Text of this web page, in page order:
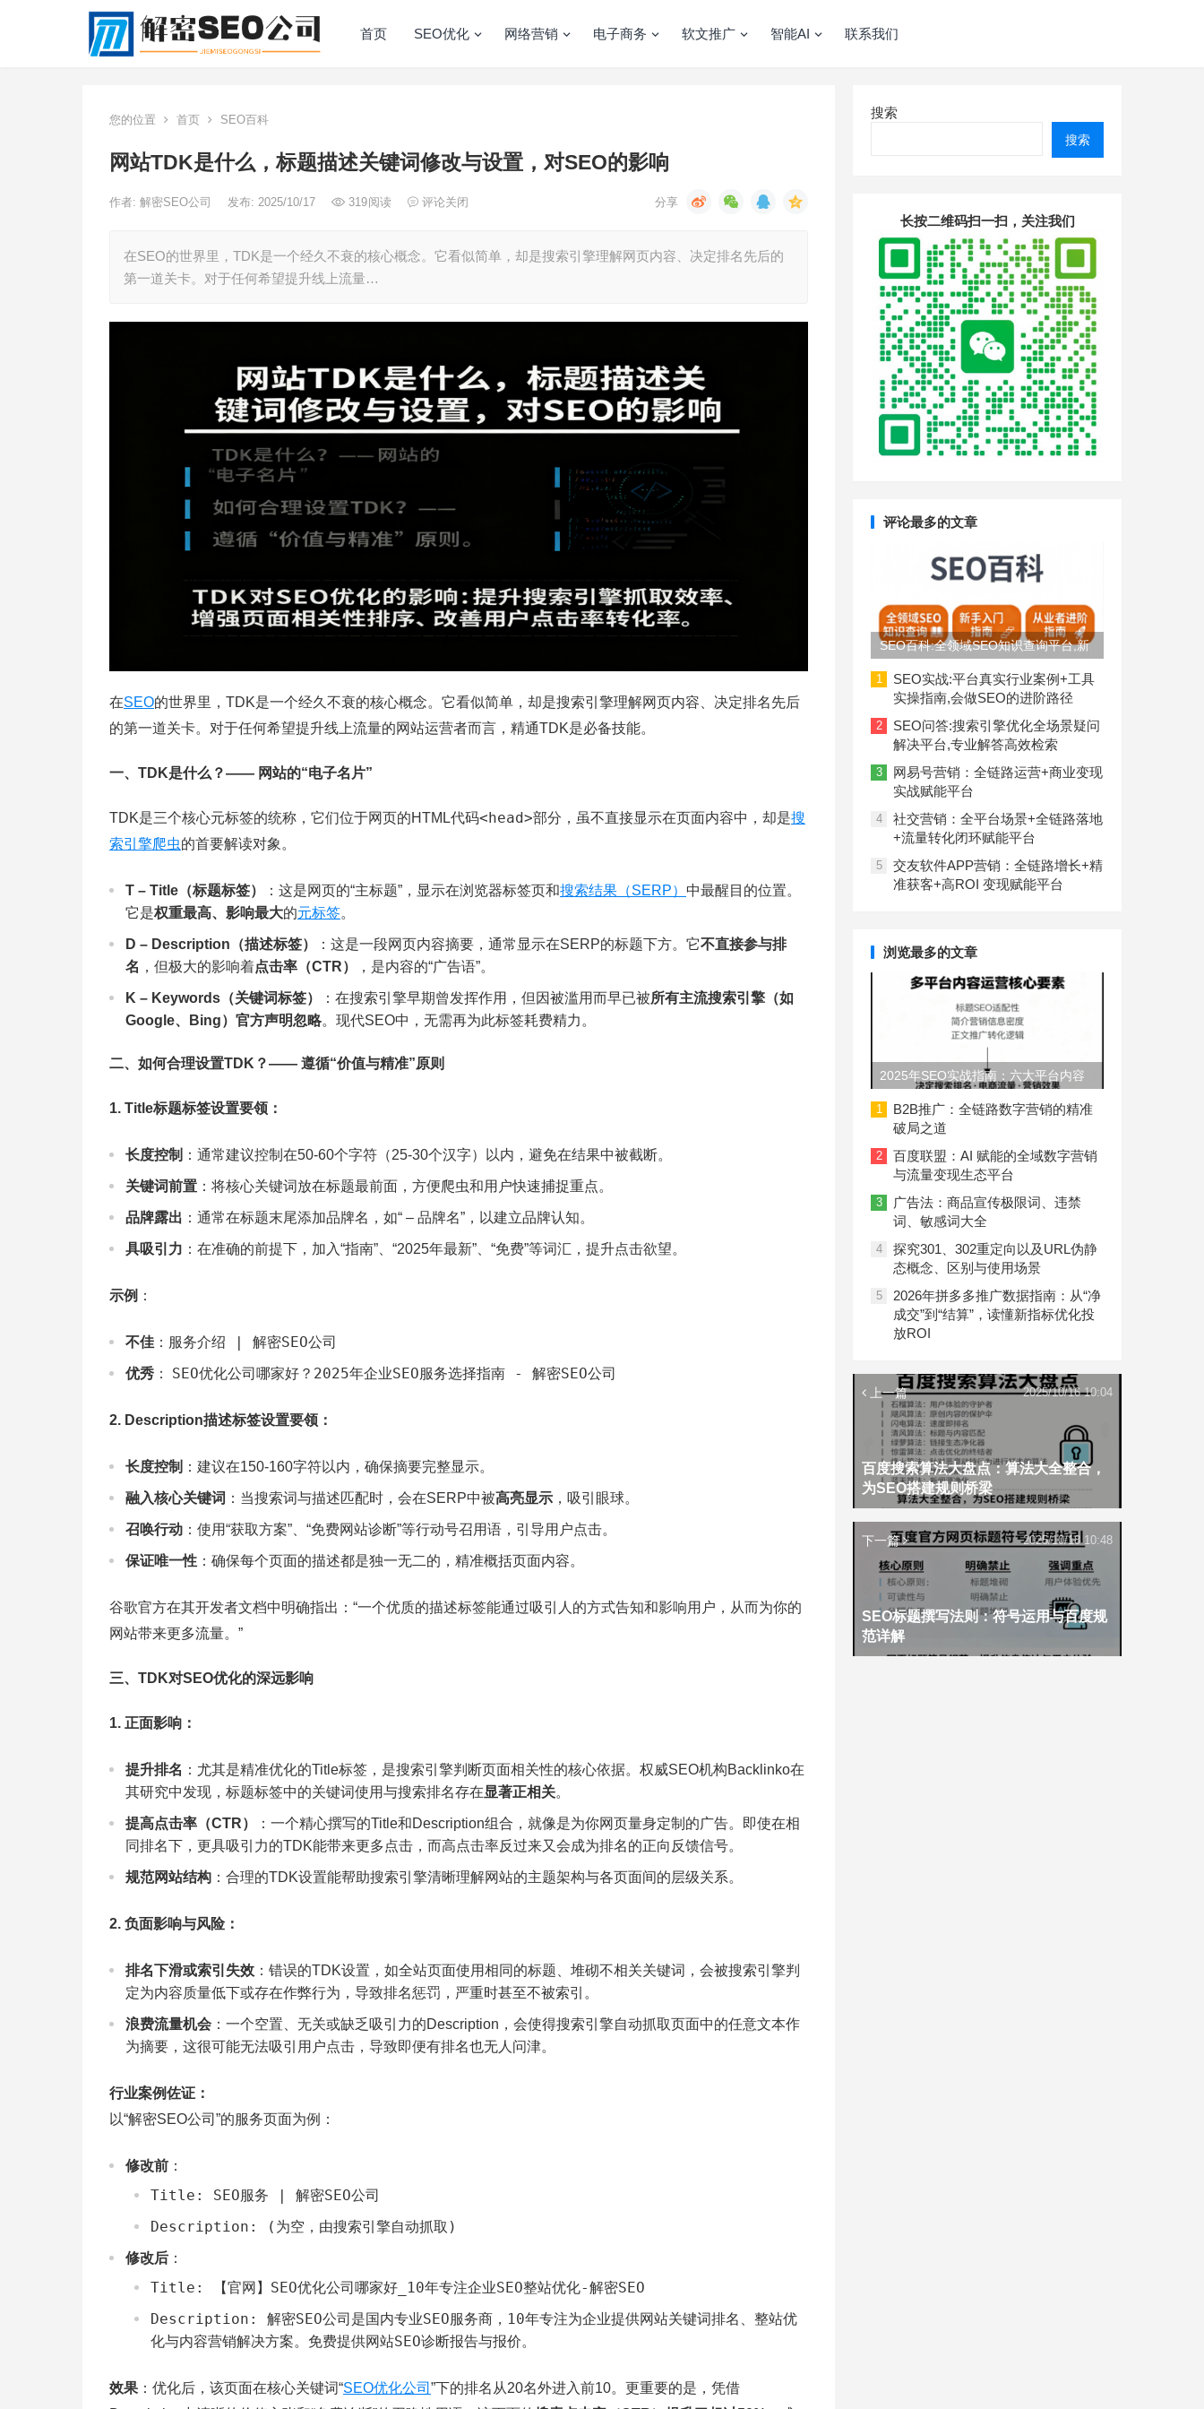
首页 SEO优化 网络营销 电子商务 软文推广 智能AI 联系我们
您的位置 首页 SEO百科
网站TDK是什么，标题描述关键词修改与设置，对SEO的影响
作者: 解密SEO公司 发布: 2025/10/17 319阅读 评论关闭
在SEO的世界里，TDK是一个经久不衰的核心概念。它看似简单，却是搜索引擎理解网页内容、决定排名先后的
第一道关卡。对于任何希望提升线上流量…
在SEO的世界里，TDK是一个经久不衰的核心概念。它看似简单，却是搜索引擎理解网页内容、决定排名先后
的第一道关卡。对于任何希望提升线上流量的网站运营者而言，精通TDK是必备技能。
一、TDK是什么？—— 网站的“电子名片”
TDK是三个核心元标签的统称，它们位于网页的HTML代码<head>部分，虽不直接显示在页面内容中，却是搜
索引擎爬虫的首要解读对象。
T – Title（标题标签） ：这是网页的“主标题”，显示在浏览器标签页和搜索结果（SERP） 中最醒目的位置。
它是权重最高、影响最大的元标签。
D – Description（描述标签） ：这是一段网页内容摘要，通常显示在SERP的标题下方。它不直接参与排
名 ，但极大的影响着点击率（CTR） ，是内容的“广告语”。
K – Keywords（关键词标签） ：在搜索引擎早期曾发挥作用，但因被滥用而早已被所有主流搜索引擎（如
Google、Bing）官方声明忽略。现代SEO中，无需再为此标签耗费精力。
二、如何合理设置TDK？—— 遵循“价值与精准”原则
1. Title标题标签设置要领：
长度控制 ：通常建议控制在50-60个字符（25-30个汉字）以内，避免在结果中被截断。
关键词前置 ：将核心关键词放在标题最前面，方便爬虫和用户快速捕捉重点。
品牌露出 ：通常在标题末尾添加品牌名，如“ – 品牌名”，以建立品牌认知。
具吸引力 ：在准确的前提下，加入“指南”、“2025年最新”、“免费”等词汇，提升点击欲望。
示例 ：
不佳 ： 服务介绍 | 解密SEO公司
优秀 ： SEO优化公司哪家好？2025年企业SEO服务选择指南 - 解密SEO公司
2. Description描述标签设置要领：
长度控制 ：建议在150-160字符以内，确保摘要完整显示。
融入核心关键词 ：当搜索词与描述匹配时，会在SERP中被高亮显示 ，吸引眼球。
召唤行动 ：使用“获取方案”、“免费网站诊断”等行动号召用语，引导用户点击。
保证唯一性 ：确保每个页面的描述都是独一无二的，精准概括页面内容。
谷歌官方在其开发者文档中明确指出：“一个优质的描述标签能通过吸引人的方式告知和影响用户，从而为你的
网站带来更多流量。”
三、TDK对SEO优化的深远影响
1. 正面影响：
提升排名 ：尤其是精准优化的Title标签，是搜索引擎判断页面相关性的核心依据。权威SEO机构Backlinko在
其研究中发现，标题标签中的关键词使用与搜索排名存在显著正相关。
提高点击率（CTR）
：一个精心撰写的Title和Description组合，就像是为你网页量身定制的广告。即使在相
同排名下，更具吸引力的TDK能带来更多点击，而高点击率反过来又会成为排名的正向反馈信号。
规范网站结构 ：合理的TDK设置能帮助搜索引擎清晰理解网站的主题架构与各页面间的层级关系。
2. 负面影响与风险：
排名下滑或索引失效 ：错误的TDK设置，如全站页面使用相同的标题、堆砌不相关关键词，会被搜索引擎判
定为内容质量低下或存在作弊行为，导致排名惩罚，严重时甚至不被索引。
浪费流量机会 ：一个空置、无关或缺乏吸引力的Description，会使得搜索引擎自动抓取页面中的任意文本作
为摘要，这很可能无法吸引用户点击，导致即便有排名也无人问津。
行业案例佐证：
以“解密SEO公司”的服务页面为例：
修改前 ：
Title: SEO服务 | 解密SEO公司
Description: (为空，由搜索引擎自动抓取)
修改后 ：
Title: 【官网】SEO优化公司哪家好_10年专注企业SEO整站优化-解密SEO
Description: 解密SEO公司是国内专业SEO服务商，10年专注为企业提供网站关键词排名、整站优
化与内容营销解决方案。免费提供网站SEO诊断报告与报价。
效果 ：优化后，该页面在核心关键词“SEO优化公司 ”下的排名从20名外进入前10。更重要的是，凭借
搜索
搜索
长按二维码扫一扫，关注我们
评论最多的文章
SEO百科:全领域SEO知识查询平台,新
手入门到从业者进阶指南
1
SEO实战:平台真实行业案例+工具
实操指南,会做SEO的进阶路径
2
SEO问答:搜索引擎优化全场景疑问
解决平台,专业解答高效检索
3
网易号营销：全链路运营+商业变现
实战赋能平台
4
社交营销：全平台场景+全链路落地
+流量转化闭环赋能平台
5
交友软件APP营销：全链路增长+精
准获客+高ROI 变现赋能平台
浏览最多的文章
2025年SEO实战指南：六大平台内容
长度与结构规范
1
B2B推广：全链路数字营销的精准
破局之道
2
百度联盟：AI 赋能的全域数字营销
与流量变现生态平台
3
广告法：商品宣传极限词、违禁
词、敏感词大全
4
探究301、302重定向以及URL伪静
态概念、区别与使用场景
5
2026年拼多多推广数据指南：从“净
成交”到“结算”，读懂新指标优化投
放ROI
上一篇
百度搜索算法大盘点：算法大全整合，
为SEO搭建规则桥梁
2025/10/16 10:04
下一篇
SEO标题撰写法则：符号运用与百度规
范详解
2025/10/18 10:48